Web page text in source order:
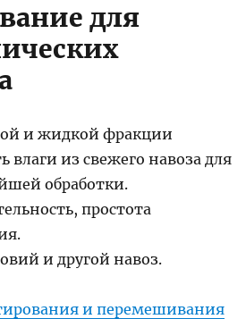
для
и жидкой фракции
влаги из свежего навоза для
обработки.
простота
и другой навоз.
и перемешивания